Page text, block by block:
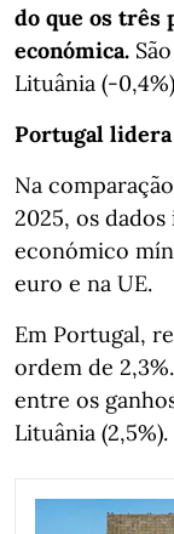
do que os três
económica.
Lituânia (-
Portugal
Na
2025, os
económico
euro e na UE.
Em Portugal,
ordem de
entre os
Lituânia (2,5%).